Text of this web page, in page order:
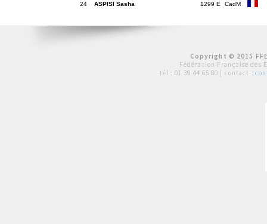
24
ASPISI Sasha 1299 E CadM
Copyright © 2015
Fédération Française des
tél : 01 39 44 65 80 | contact :